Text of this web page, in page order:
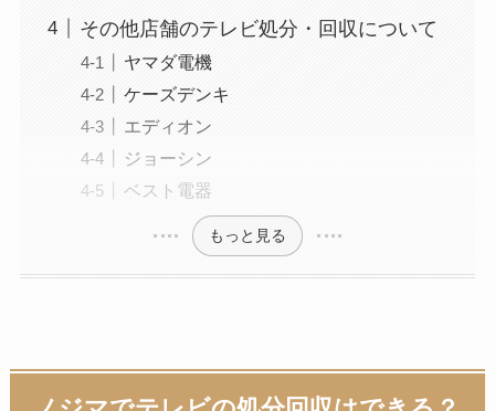
その他店舗のテレビ処分・回収について
ヤマダ電機
ケーズデンキ
エディオン
ジョーシン
ベスト電器
もっと見る